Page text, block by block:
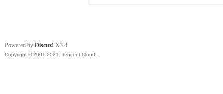
Powered by Discuz! X3.4
Copyright © 2001-2021, Tencent Cloud.